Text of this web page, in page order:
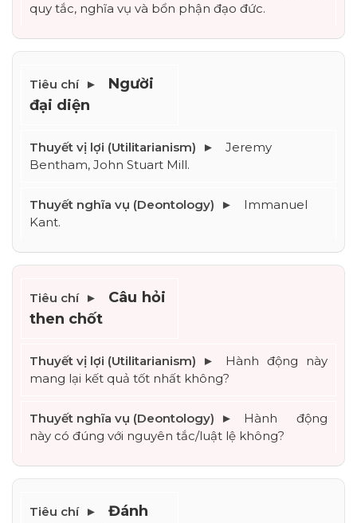
quy tắc, nghĩa vụ và bổn phận đạo đức.
Người
đại diện
Jeremy
Bentham, John Stuart Mill.
Immanuel
Kant.
Câu hỏi
then chốt
Hành động này
mang lại kết quả tốt nhất không?
Hành động
này có đúng với nguyên tắc/luật lệ không?
Đánh